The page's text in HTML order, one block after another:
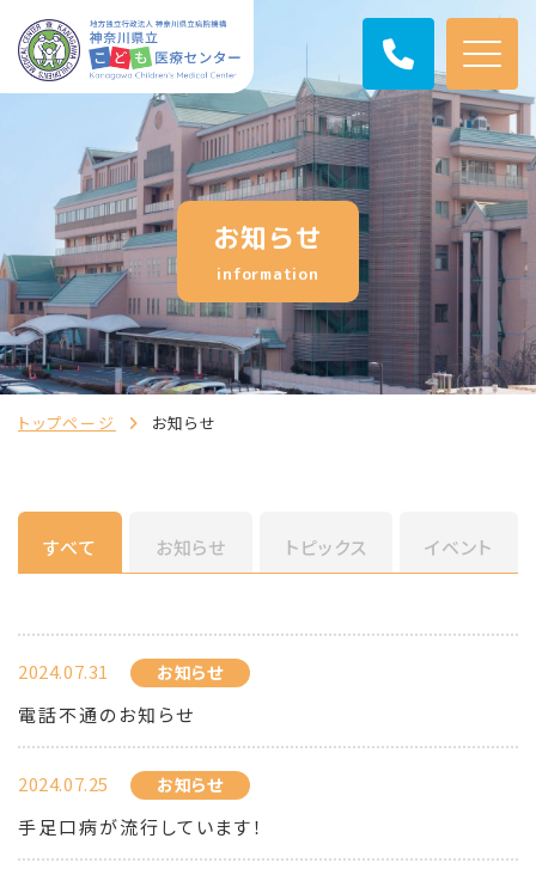
お知らせ
information
トップページ お知らせ
すべて お知らせ トピックス イベント
2024.07.31 お知らせ
電話不通のお知らせ
2024.07.25 お知らせ
手足口病が流行しています！